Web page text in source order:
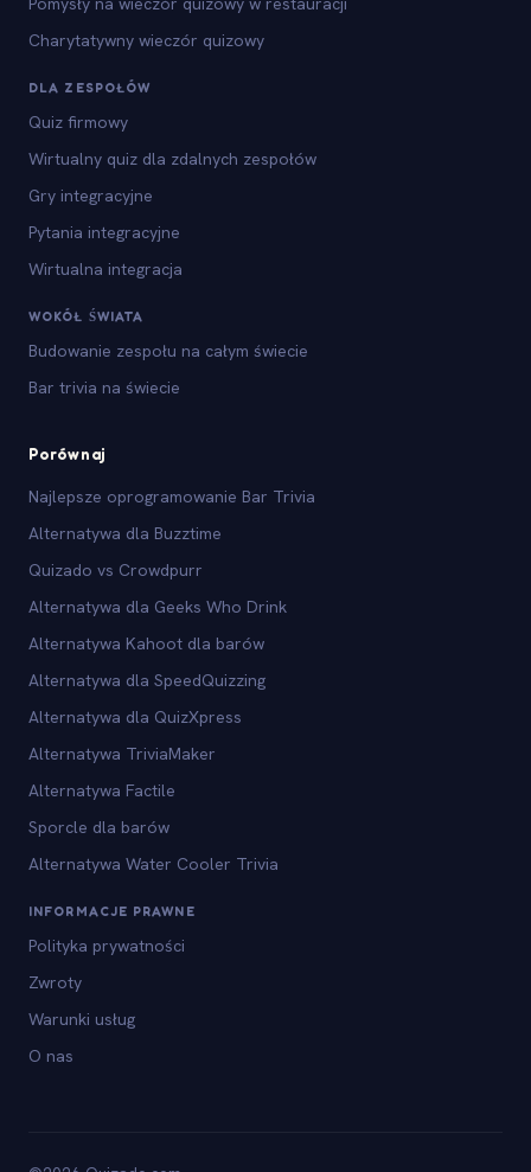
Charytatywny wieczór quizowy
DLA ZESPOŁÓW
Quiz firmowy
Wirtualny quiz dla zdalnych zespołów
Gry integracyjne
Pytania integracyjne
Wirtualna integracja
WOKÓŁ ŚWIATA
Budowanie zespołu na całym świecie
Bar trivia na świecie
Porównaj
Najlepsze oprogramowanie Bar Trivia
Alternatywa dla Buzztime
Quizado vs Crowdpurr
Alternatywa dla Geeks Who Drink
Alternatywa Kahoot dla barów
Alternatywa dla SpeedQuizzing
Alternatywa dla QuizXpress
Alternatywa TriviaMaker
Alternatywa Factile
Sporcle dla barów
Alternatywa Water Cooler Trivia
INFORMACJE PRAWNE
Polityka prywatności
Zwroty
Warunki usług
O nas